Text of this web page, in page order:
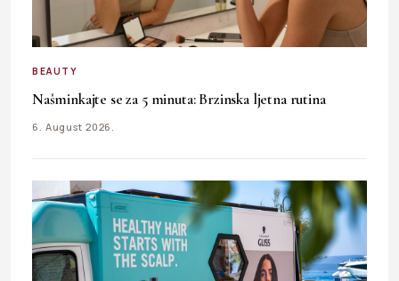
BEAUTY
Našminkajte se za 5 minuta: Brzinska ljetna rutina
6. August 2026.